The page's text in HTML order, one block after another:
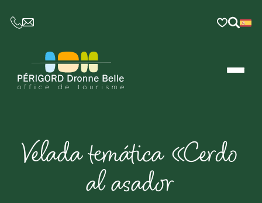
CE LIEN OUVRIRA VOTRE LOGICIEL DE
Velada temática «Cerdo
al asador